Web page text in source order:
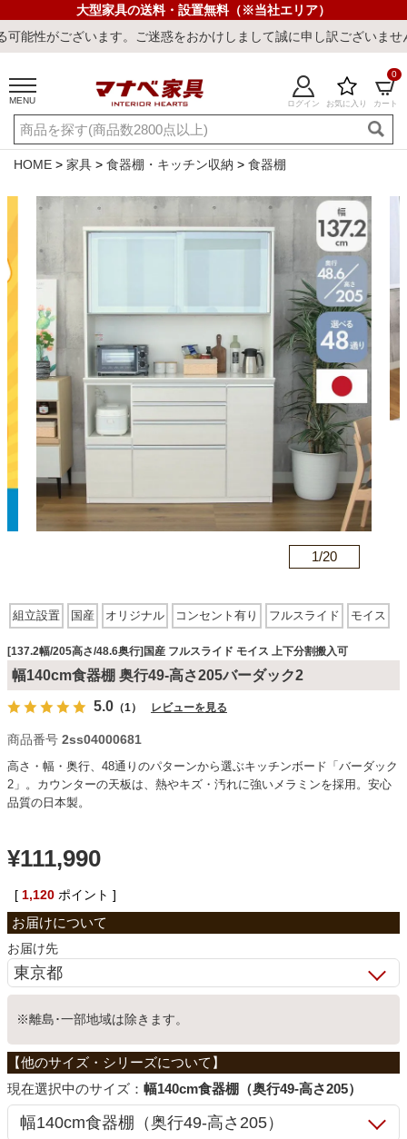
大型家具の送料・設置無料（※当社エリア）
ご迷惑をおかけしまして誠に申し訳ございません。
MENU ログイン お気に入り カート
0
ご利用ガイド 新規会員登録
店舗一覧 閲覧履歴
キーワード・商品番号で探す
最短発送 冷感ラグ 冷感寝具 ワークデスク ウィルトンラ
カテゴリから探す
ソファ
ダイニングテーブル・セット
椅子・チェア
食器棚・キッチン収納
収納家具
こたつ
HOME 家具 食器棚・キッチン収納 食器棚
1/20
組立設置 国産 オリジナル コンセント有り フルスライド モイス
上下分割搬入可
[137.2幅/205高さ/48.6奥行]国産 フルスライド モイス 上下分割搬入可
幅140cm食器棚 奥行49-高さ205バーダック2
5.0 （1） レビューを見る
商品番号 2ss04000681
高さ・幅・奥行、48通りのパターンから選ぶキッチンボード「バーダック
2」。カウンターの天板は、熱やキズ・汚れに強いメラミンを採用。安心
品質の日本製。
¥111,990
[ 1,120 ポイント ]
お届け先
※離島･一部地域は除きます。
サイズ： 幅140cm食器棚（奥行49-高さ205）